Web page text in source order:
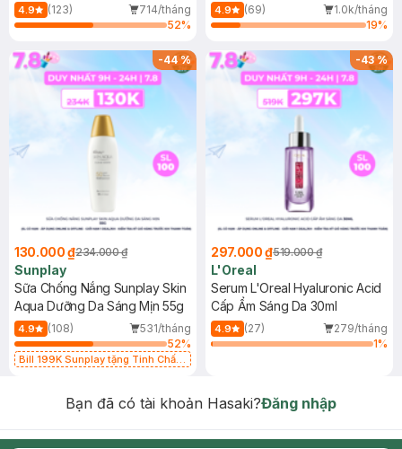
4.9 (123)
714/tháng
52%
(Mới)
4.9 (69)
1.0k/tháng
19%
-44%
130.000 ₫234.000 ₫
Sunplay
Sữa Chống Nắng Sunplay Skin
Aqua Dưỡng Da Sáng Mịn 55g
4.9 (108)
531/tháng
52%
Bill 199K Sunplay tặng Tinh Chất
-43%
297.000 ₫519.000 ₫
L'Oreal
Serum L'Oreal Hyaluronic Acid
Cấp Ẩm Sáng Da 30ml
4.9 (27)
279/tháng
1%
Bạn đã có tài khoản Hasaki?Đăng nhập